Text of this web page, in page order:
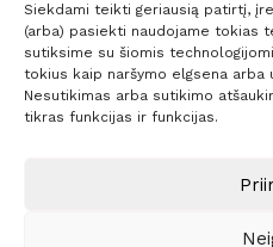
Siekdami teikti geriausią patirtį,
(arba) pasiekti naudojame tokias
sutiksime su šiomis
tokius kaip naršymo elgsena arba
Nesutikimas arba sutikimo
tikras funkcijas ir funkcijas.
Prenumerata Reklama